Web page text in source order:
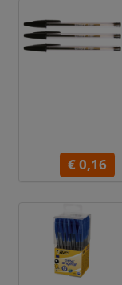
€ 0,16